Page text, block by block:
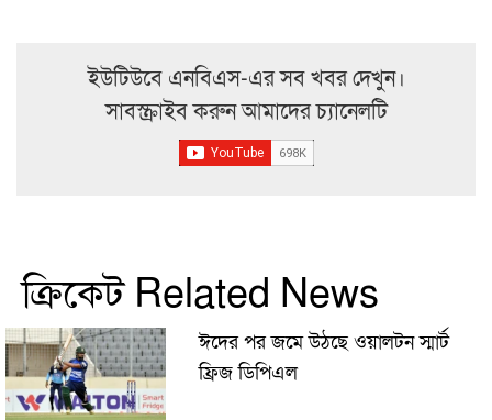
ইউটিউবে এনবিএস-এর সব খবর দেখুন।
সাবস্ক্রাইব করুন আমাদের চ্যানেলটি
ক্রিকেট Related News
ঈদের পর জমে উঠছে ওয়ালটন স্মার্ট
ফ্রিজ ডিপিএল